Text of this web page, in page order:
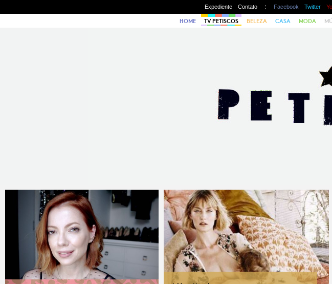
Expediente Contato Facebook Twitter
HOME TV PETISCOS BELEZA CASA MODA